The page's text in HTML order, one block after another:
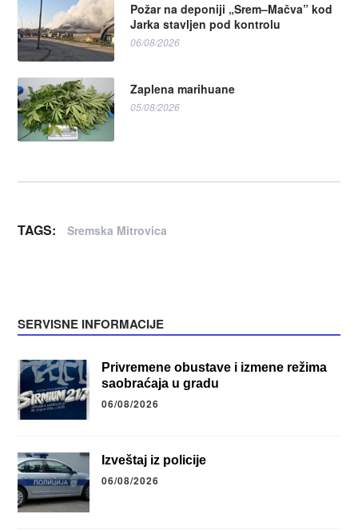
Požar na deponiji „Srem–Mačva” kod
Jarka stavljen pod kontrolu
06/08/2026
Zaplena marihuane
05/08/2026
TAGS: Sremska Mitrovica
SERVISNE INFORMACIJE
Privremene obustave i izmene režima
saobraćaja u gradu
06/08/2026
Izveštaj iz policije
06/08/2026